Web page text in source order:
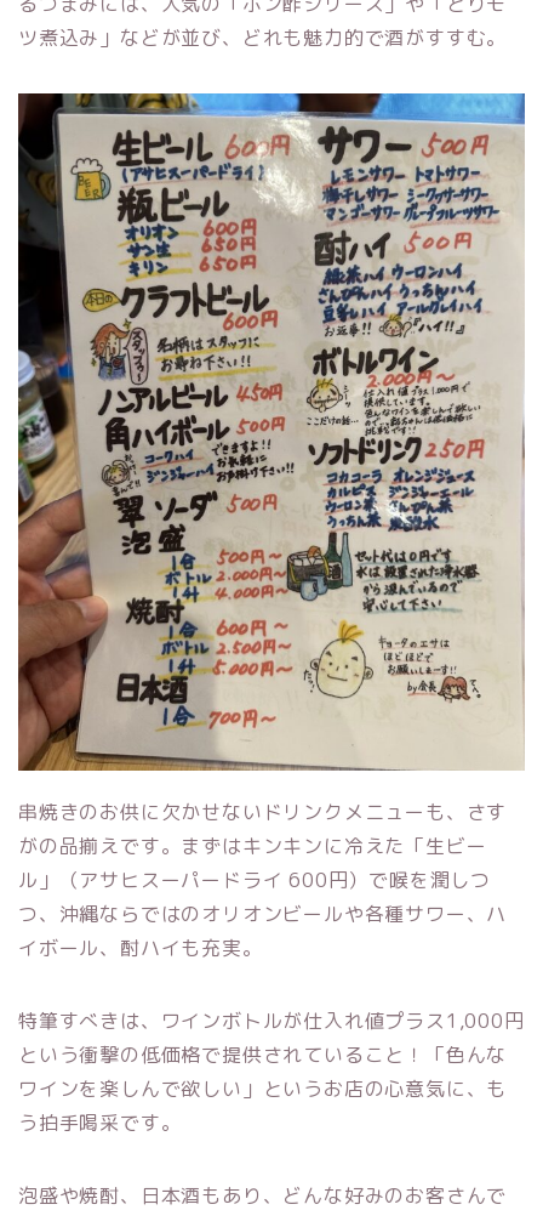
ツ煮込み」などが並び、どれも魅力的で酒がすすむ。
串焼きのお供に欠かせないドリンクメニューも、さす
がの品揃えです。まずはキンキンに冷えた「生ビー
ル」（アサヒスーパードライ 600円）で喉を潤しつ
つ、沖縄ならではのオリオンビールや各種サワー、ハ
イボール、酎ハイも充実。
特筆すべきは、ワインボトルが仕入れ値プラス1,000円
という衝撃の低価格で提供されていること！「色んな
ワインを楽しんで欲しい」というお店の心意気に、も
う拍手喝采です。
泡盛や焼酎、日本酒もあり、どんな好みのお客さんで